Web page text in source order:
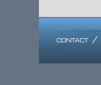
contact/